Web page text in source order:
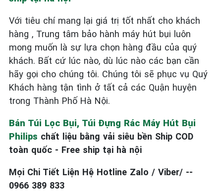
Với tiêu chí mang lại giá trị tốt nhất cho khách
hàng , Trung tâm bảo hành máy hút bụi luôn
mong muốn là sự lựa chọn hàng đầu của quý
khách. Bất cứ lúc nào, dù lúc nào các bạn cần
hãy gọi cho chúng tôi. Chúng tôi sẽ phục vụ Quý
Khách hàng tận tình ở tất cả các Quận huyện
trong Thành Phố Hà Nội.
Bán Túi Lọc Bụi, Túi Đựng Rác Máy Hút Bụi
Philips chất liệu bằng vải siêu bền Ship COD
toàn quốc - Free ship tại hà nội
Mọi Chi Tiết Liện Hệ Hotline Zalo / Viber/ --
0966 389 833